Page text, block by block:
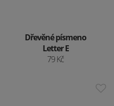
Dřevěné písmeno
Letter E
79 Kč